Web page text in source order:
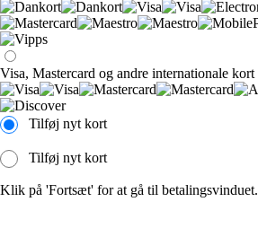
Visa, Mastercard og andre internationale kort
Tilføj nyt kort
Tilføj nyt kort
Klik på 'Fortsæt' for at gå til betalingsvinduet.